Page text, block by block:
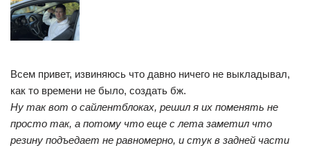
Всем привет, извиняюсь что давно ничего не выкладывал,
как то времени не было, создать бж.
Ну так вот о сайлентблоках, решил я их поменять не
просто так, а потому что еще с лета заметил что
резину подъедает не равномерно, и стук в задней части